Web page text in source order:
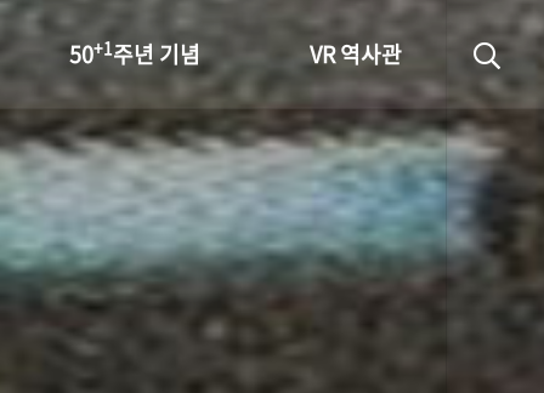
50+1주년 기념
성과 50선
숫자로 보는 50년
50
주년 광장
세계와 함께 한 KIHASA
VR 역사관